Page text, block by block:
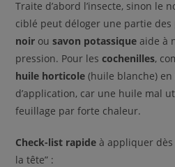
Traite d’abord l’insecte, sinon le
ciblé peut déloger une partie
noir ousavon potassique aide à
pression. Pour lescochenilles,
huile horticole (huile blanche)
d’application, car une huile mal
feuillage par forte chaleur.
Check-list rapide à appliquer
la tête” :